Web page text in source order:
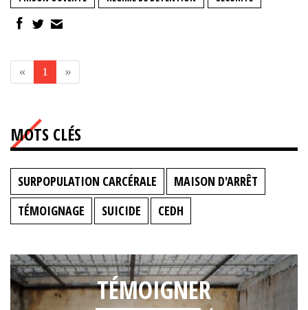
« 1 »
MOTS CLÉS
SURPOPULATION CARCÉRALE
MAISON D'ARRÊT
TÉMOIGNAGE
SUICIDE CEDH
TÉMOIGNER